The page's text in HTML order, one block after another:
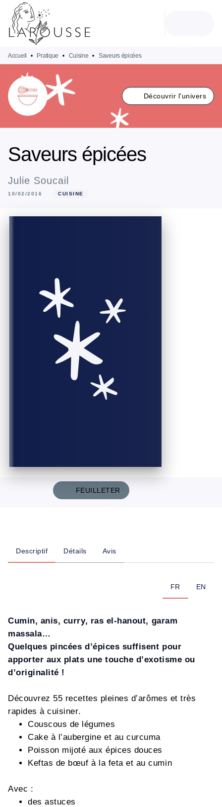
MENU
PIED DE PAGE
Accueil • Pratique • Cuisine • Saveurs épicées
Découvrir l'univers
Saveurs épicées
Julie Soucail
10/02/2016 CUISINE
FEUILLETER
Descriptif Détails Avis
FR EN
Cumin, anis, curry, ras el-hanout, garam
massala…
Quelques pincées d’épices suffisent pour
apporter aux plats une touche d’exotisme ou
d’originalité !
Découvrez 55 recettes pleines d’arômes et très
rapides à cuisiner.
Couscous de légumes
Cake à l’aubergine et au curcuma
Poisson mijoté aux épices douces
Keftas de bœuf à la feta et au cumin
Avec :
des astuces